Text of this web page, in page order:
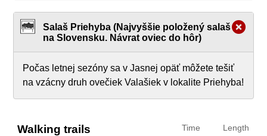
Salaš Priehyba (Najvyššie položený salaš
na Slovensku. Návrat oviec do hôr)
Počas letnej sezóny sa v Jasnej opäť môžete tešiť
na vzácny druh ovečiek Valašiek v lokalite Priehyba!
Walking trails Time Length